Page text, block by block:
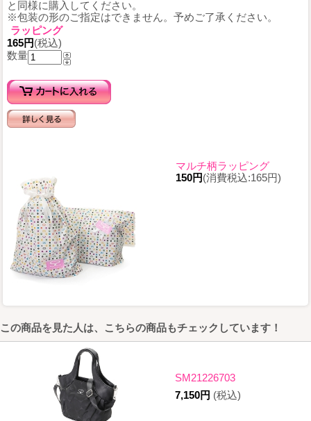
と同様に購入してください。
※包装の形のご指定はできません。予めご了承ください。
ラッピング
165円(税込)
数量
マルチ柄ラッピング
150円(消費税込:165円)
この商品を見た人は、こちらの商品もチェックしています！
SM21226703
7,150円 (税込)